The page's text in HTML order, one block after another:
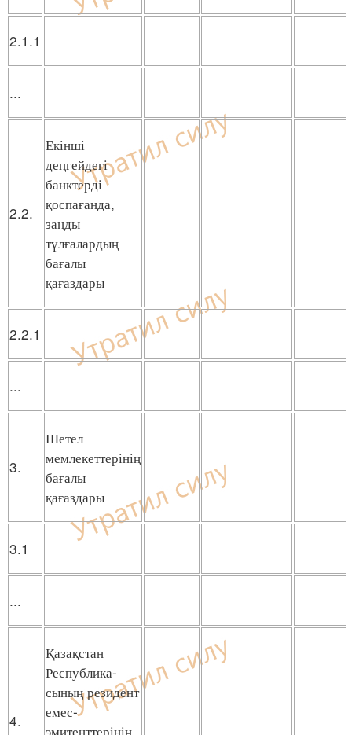
2.1.1
...
2.2.
Екінші
деңгейдегі
банктерді
қоспағанда,
заңды
тұлғалардың
бағалы
қағаздары
2.2.1
...
3.
Шетел
мемлекеттерінің
бағалы
қағаздары
3.1
...
4.
Қазақстан
Республика-
сының резидент
емес-
эмитенттерінің